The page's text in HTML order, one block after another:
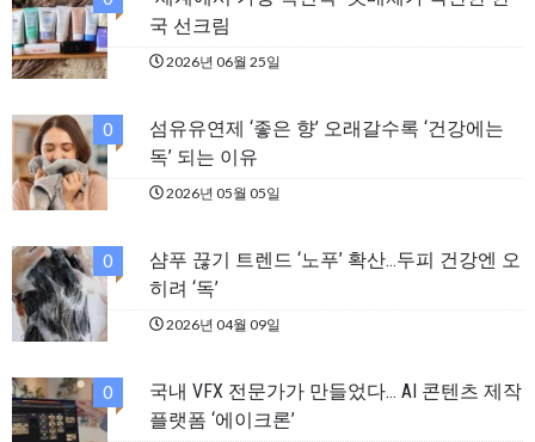
국 선크림
2026년 06월 25일
0
섬유유연제 ‘좋은 향’ 오래갈수록 ‘건강에는
독’ 되는 이유
2026년 05월 05일
0
샴푸 끊기 트렌드 ‘노푸’ 확산…두피 건강엔 오
히려 ‘독’
2026년 04월 09일
0
국내 VFX 전문가가 만들었다… AI 콘텐츠 제작
플랫폼 ‘에이크론’